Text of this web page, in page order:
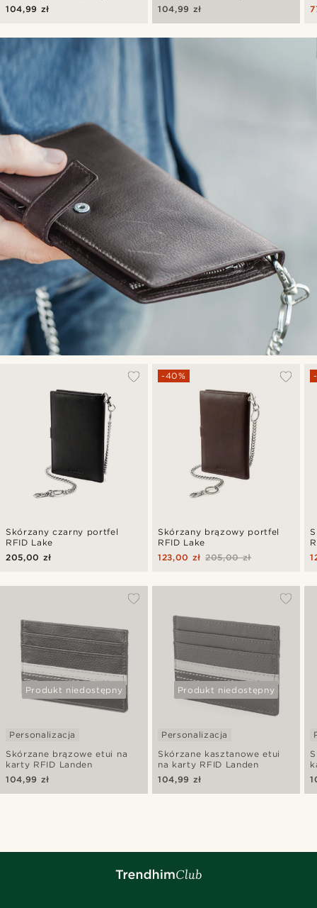
104,99 zł
104,99 zł
Skórzany czarny portfel
RFID Lake
205,00 zł
Skórzany brązowy portfel
RFID Lake
-40%
205,00 zł
123,00 zł
Produkt niedostępny
Skórzane brązowe etui na
karty RFID Landen
Personalizacja
104,99 zł
Produkt niedostępny
Skórzane kasztanowe etui
na karty RFID Landen
Personalizacja
104,99 zł